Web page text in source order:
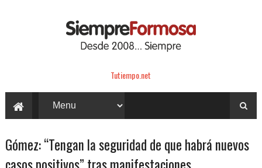
Tutiempo.net
Gómez: “Tengan la seguridad de que habrá nuevos